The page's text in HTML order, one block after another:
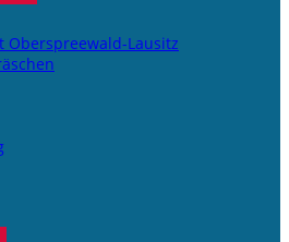
Oberspreewald-Lausitz